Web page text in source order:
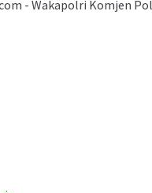
- Wakapolri Komjen